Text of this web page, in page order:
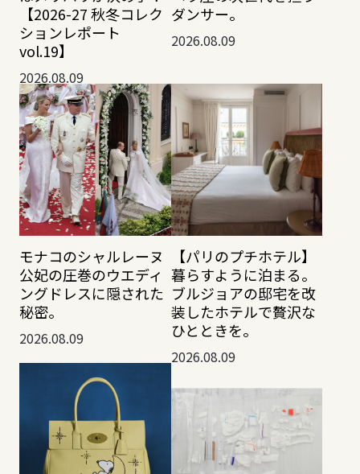
【2026-27 秋冬コレク
ションレポート
vol.19】
2026.08.09
ダンサー。
2026.08.09
モナコのシャルレーヌ
公妃の圧巻のウエディ
ングドレスに隠された
秘密。
2026.08.09
【パリのプチホテル】
暮らすように泊まる。
ブルジョアの邸宅を改
装したホテルで贅沢な
ひとときを。
2026.08.09